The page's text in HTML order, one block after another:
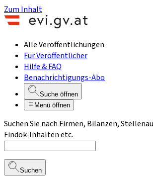
Zum Inhalt
Alle Veröffentlichungen
Für Veröffentlicher
Hilfe & FAQ
Benachrichtigungs-Abo
Suche öffnen
Menü öffnen
Suchen Sie nach Firmen, Bilanzen,
Findok-Inhalten etc.
Suchen